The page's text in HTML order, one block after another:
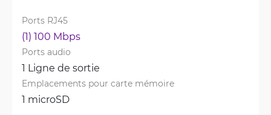
Ports RJ45
(1) 100 Mbps
Ports audio
1 Ligne de sortie
Emplacements pour carte mémoire
1 microSD